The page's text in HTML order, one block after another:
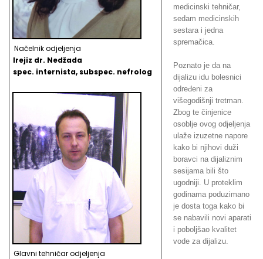
Načelnik odjeljenja
Irejiz dr. Nedžada
spec. internista, subspec. nefrolog
Glavni tehničar odjeljenja
medicinski tehničar,
sedam medicinskih
sestara i jedna
spremačica.
Poznato je da na
dijalizu idu bolesnici
određeni za
višegodišnji tretman.
Zbog te činjenice
osoblje ovog odjeljenja
ulaže izuzetne napore
kako bi njihovi duži
boravci na dijaliznim
sesijama bili što
ugodniji. U proteklim
godinama poduzimano
je dosta toga kako bi
se nabavili novi aparati
i poboljšao kvalitet
vode za dijalizu.